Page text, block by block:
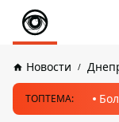
Новости
ТОПТЕМА: